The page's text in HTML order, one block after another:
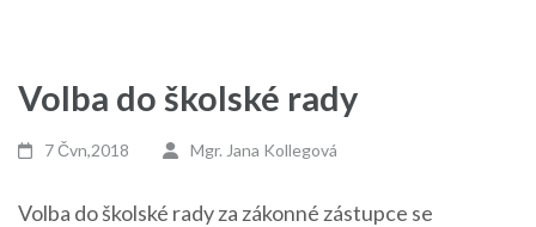
Volba do školské rady
7 Čvn,2018 Mgr. Jana Kollegová
Volba do školské rady za zákonné zástupce se